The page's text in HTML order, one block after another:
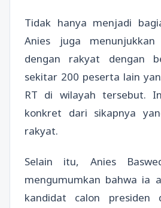
Tidak hanya menjadi
Anies juga
dengan rakyat dengan
sekitar 200 peserta lain
RT di wilayah tersebut.
konkret dari sikapnya
rakyat.
Selain itu, Anies
mengumumkan bahwa ia
kandidat calon presiden